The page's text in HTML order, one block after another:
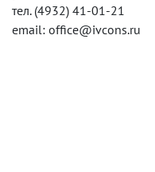
тел. (4932) 41-01-21
email: office@ivcons.ru